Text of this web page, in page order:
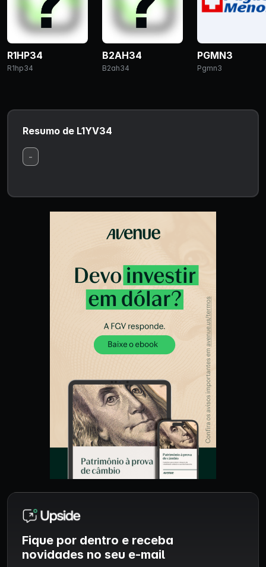
R1HP34
R1hp34
B2AH34
B2ah34
PGMN3
Pgmn3
Resumo de L1YV34
-
Fique por dentro e receba
novidades no seu e-mail